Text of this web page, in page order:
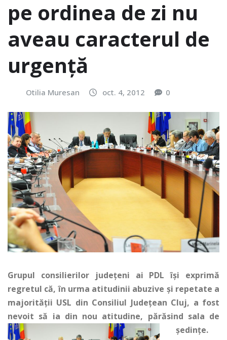
pe ordinea de zi nu
aveau caracterul de
urgenţă
Otilia Muresan oct. 4, 2012 0
Grupul consilierilor județeni ai PDL își exprimă
regretul că, în urma atitudinii abuzive şi repetate a
majorităţii USL din Consiliul Județean Cluj, a fost
nevoit să ia din nou atitudine, părăsind sala de
ședințe.